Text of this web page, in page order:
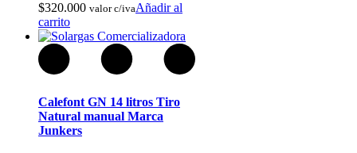
Arcos y Ballestas
$320.000 valor c/ivaAñadir al
carrito
Calefont GN 14 litros Tiro
Natural manual Marca
Junkers